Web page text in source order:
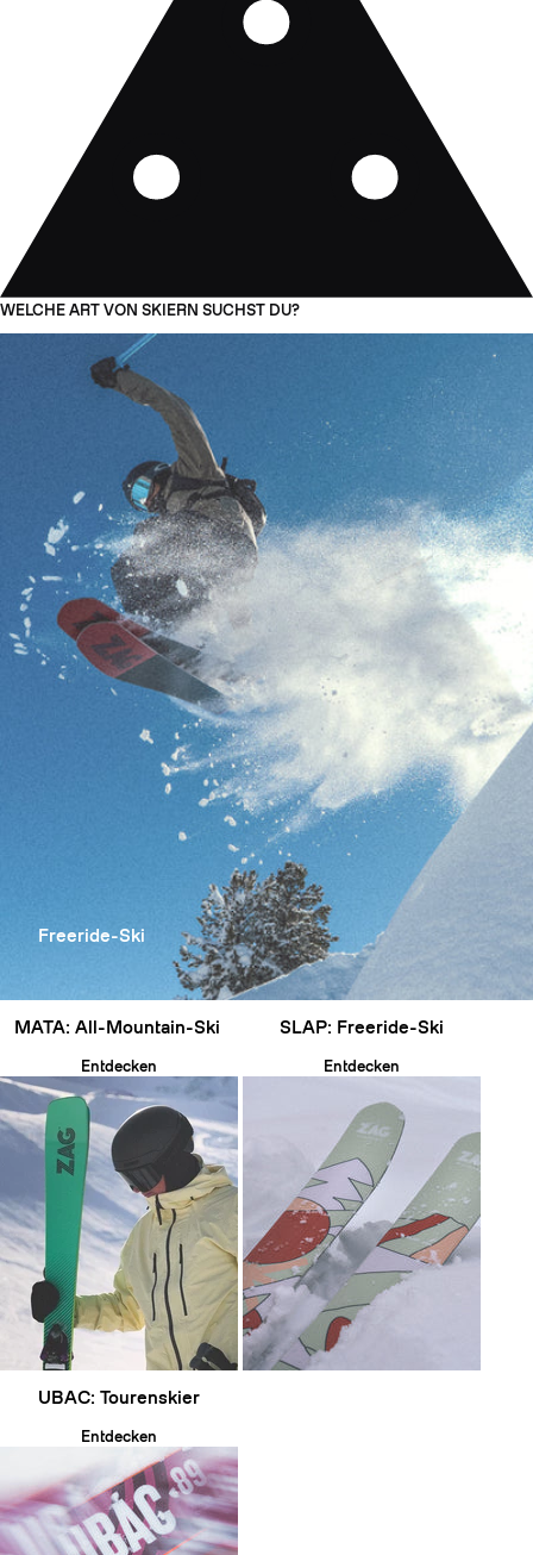
WELCHE ART VON SKIERN SUCHST DU?
01
Freeride-Ski
MATA: All-Mountain-Ski
Entdecken
SLAP: Freeride-Ski
Entdecken
UBAC: Tourenskier
Entdecken